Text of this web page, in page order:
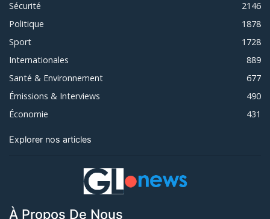
Sécurité
2146
Politique
1878
Sport
1728
Internationales
889
Santé & Environnement
677
Émissions & Interviews
490
Économie
431
Explorer nos articles
À Propos De Nous